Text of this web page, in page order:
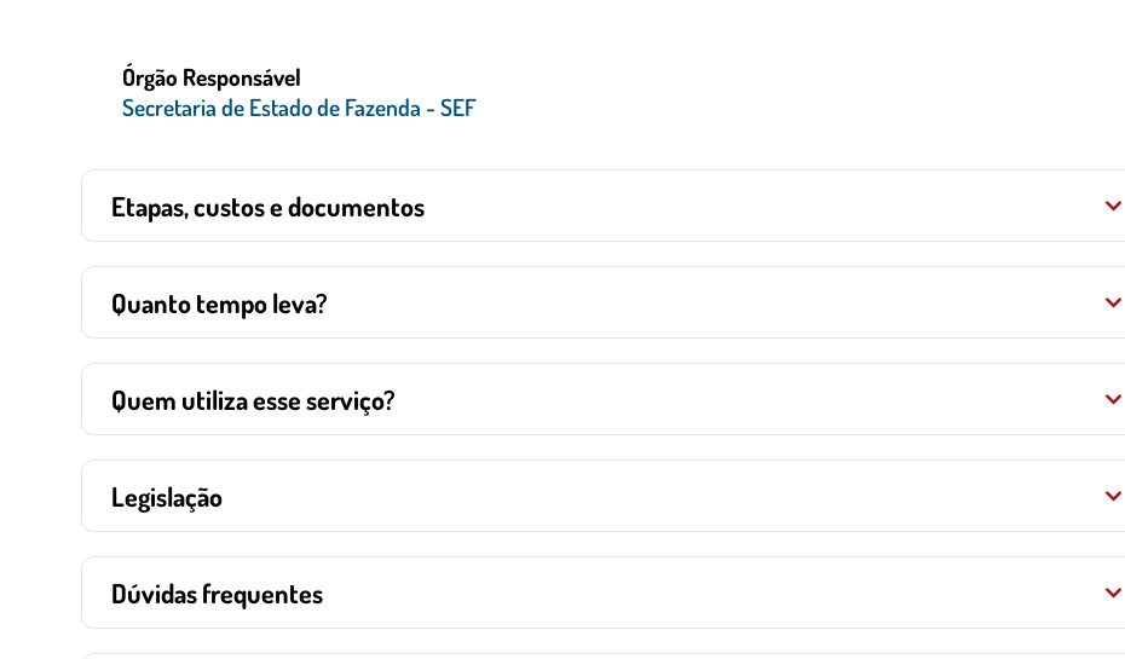
Órgão Responsável
Secretaria de Estado de Fazenda - SEF
Etapas, custos e documentos
Quanto tempo leva?
Quem utiliza esse serviço?
Legislação
Dúvidas frequentes